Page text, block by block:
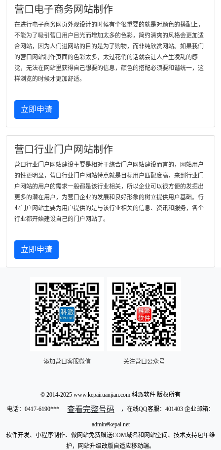
营口电子商务网站制作
在进行电子商务网页外观设计的时候有个很重要的就是对颜色的搭配上，
不能为了吸引营口用户目光而增加太多的色彩，简约清爽的风格会更加适
合网站，因为人们进网站的目的是为了购物，而非纯欣赏网站。如果我们
的营口网站制作页面的色彩太多，太过花俏的话就会让人产生凌乱的感
觉，无法在网站里获得自己想要的信息，颜色的搭配必须要和谐统一，这
样浏览的时候才更加舒适。
立即申请
营口行业门户网站制作
营口行业门户网站建设主要是相对于综合门户网站建设而言的，网站用户
的性更明显，营口行业门户网站特点就是目标用户匹配度高，来到行业门
户网站的用户的需求一般都是该行业相关，所以企业可以很方便的发掘出
更多的潜在用户，为营口企业的发展和良好形象的树立提供用户基础。行
业门户网站主要为用户提供的是与该行业相关的信息、资讯和服务，各个
行业都开始建设自己的门户网站了。
立即申请
添加营口客服微信 关注营口公众号
© 2014-2025 www.kepairuanjian.com 科派软件 版权所有
电话： 0417-6190*** 查看完整号码 ，在线QQ客服：401403 企业邮箱：
admin#kepai.net
软件开发、小程序制作、做网站免费赠送COM域名和网站空间、技术支持包年维
护，网站升级改版自适应移动端。